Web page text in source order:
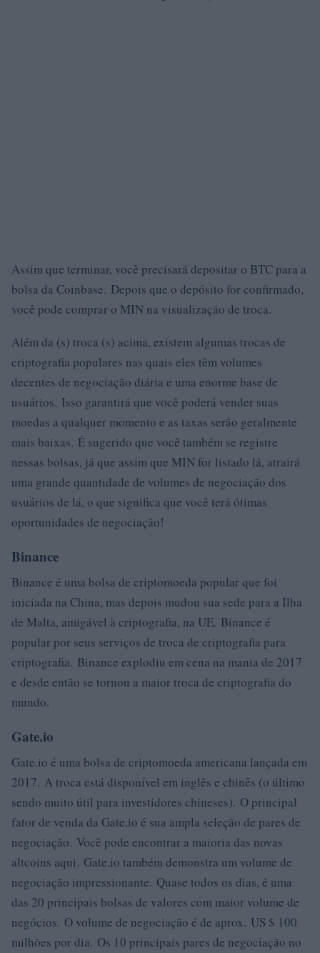
Assim que terminar, você precisará depositar o BTC para a
bolsa da Coinbase. Depois que o depósito for confirmado,
você pode comprar o MIN na visualização de troca.
Além da (s) troca (s) acima, existem algumas trocas de
criptografia populares nas quais eles têm volumes
decentes de negociação diária e uma enorme base de
usuários. Isso garantirá que você poderá vender suas
moedas a qualquer momento e as taxas serão geralmente
mais baixas. É sugerido que você também se registre
nessas bolsas, já que assim que MIN for listado lá, atrairá
uma grande quantidade de volumes de negociação dos
usuários de lá, o que significa que você terá ótimas
oportunidades de negociação!
Binance
Binance é uma bolsa de criptomoeda popular que foi
iniciada na China, mas depois mudou sua sede para a Ilha
de Malta, amigável à criptografia, na UE. Binance é
popular por seus serviços de troca de criptografia para
criptografia. Binance explodiu em cena na mania de 2017
e desde então se tornou a maior troca de criptografia do
mundo.
Gate.io
Gate.io é uma bolsa de criptomoeda americana lançada em
2017. A troca está disponível em inglês e chinês (o último
sendo muito útil para investidores chineses). O principal
fator de venda da Gate.io é sua ampla seleção de pares de
negociação. Você pode encontrar a maioria das novas
altcoins aqui. Gate.io também demonstra um volume de
negociação impressionante. Quase todos os dias, é uma
das 20 principais bolsas de valores com maior volume de
negócios. O volume de negociação é de aprox. US $ 100
milhões por dia. Os 10 principais pares de negociação no